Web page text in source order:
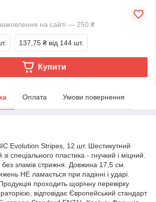
на сайті — 250 ₴
137,75 ₴ від 144 шт.
Купити
Оплата Умови повернення
Evolution Stripes, 12 шт. Шестикутний
спеціального пластика - гнучкий і міцний.
без зламів стрижня. Довжина 17,5 см.
НЕ ламається при падінні і ударі.
проходить щорічну перевірку
відповідає Європейський стандарт